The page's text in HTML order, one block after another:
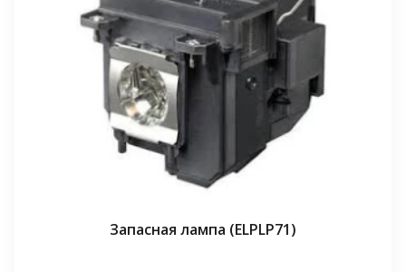
Запасная лампа (ELPLP71)